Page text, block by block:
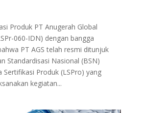
Produk PT Anugerah Global
060-IDN) dengan bangga
PT AGS telah resmi ditunjuk
Standardisasi Nasional (BSN)
Sertifikasi Produk (LSPro) yang
kegiatan...